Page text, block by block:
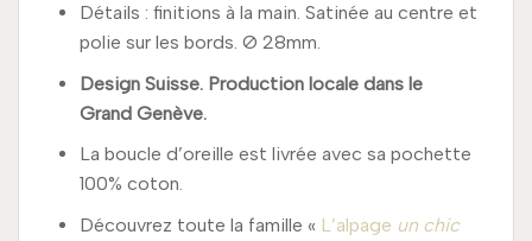
Détails : finitions à la main. Satinée au centre et
polie sur les bords. Ø 28mm.
Design Suisse. Production locale dans le
Grand Genève.
La boucle d’oreille est livrée avec sa pochette
100% coton.
Découvrez toute la famille « L’alpage un chic